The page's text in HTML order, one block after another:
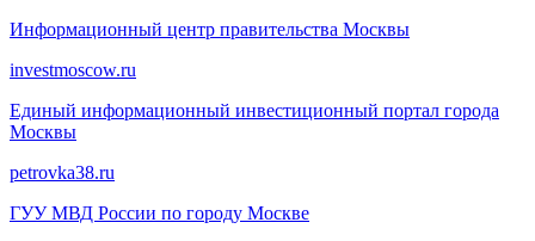
Информационный центр правительства Москвы
investmoscow.ru
Единый информационный инвестиционный портал города
Москвы
petrovka38.ru
ГУУ МВД России по городу Москве